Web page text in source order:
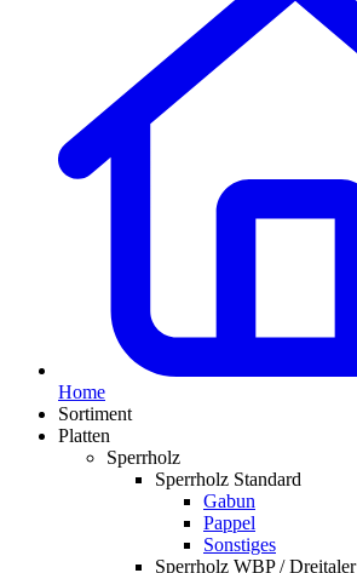
Home
Sortiment
Platten
Sperrholz
Sperrholz Standard
Gabun
Pappel
Sonstiges
Sperrholz WBP / Dreitaler